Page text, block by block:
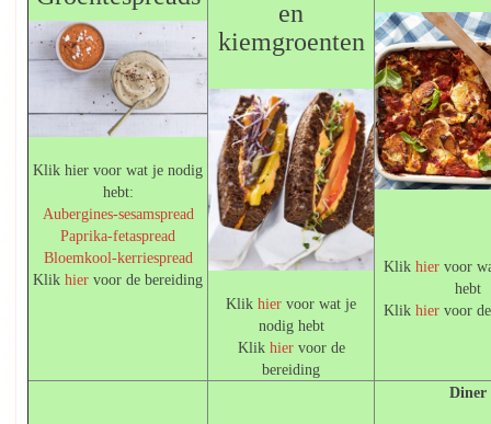
Klik hier voor wat je nodig
hebt:
Aubergines-sesamspread
Paprika-fetaspread
Bloemkool-kerriespread
Klikhier voor de bereiding
en
kiemgroenten
Klikhier voor wat je
nodig hebt
Klik hiervoor de
bereiding
Klik hiervoor
hebt
Klik hiervoor
Diner